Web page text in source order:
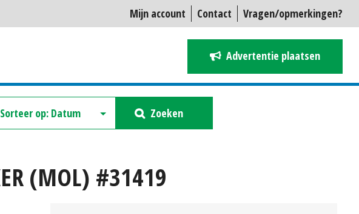
Mijn account Contact Vragen/opmerkingen?
Advertentie plaatsen
Zoeken
(MOL) #31419